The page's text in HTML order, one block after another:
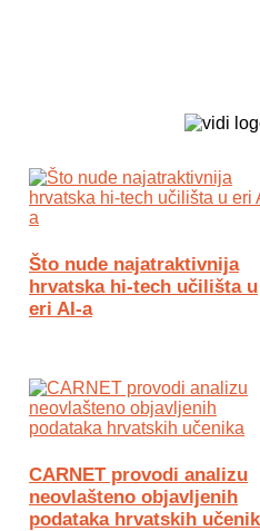
Što nude najatraktivnija
hrvatska hi-tech učilišta u
eri AI-a
CARNET provodi analizu
neovlašteno objavljenih
podataka hrvatskih